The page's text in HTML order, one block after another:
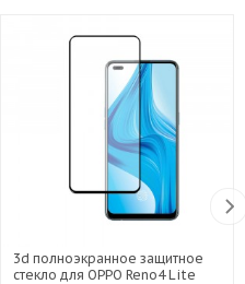
3d полноэкранное защитное
стекло для OPPO Reno4 Lite